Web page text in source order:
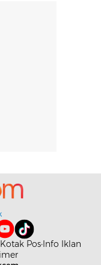
Kotak PosInfo Iklan